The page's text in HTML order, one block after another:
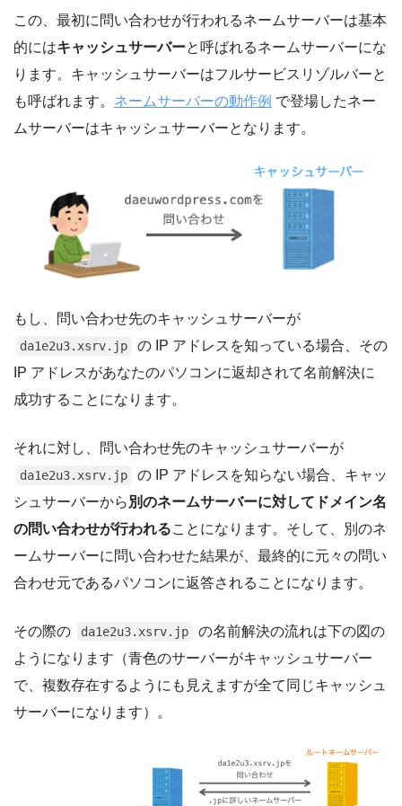
この、最初に問い合わせが行われるネームサーバーは基本
的にはキャッシュサーバーと呼ばれるネームサーバーにな
ります。キャッシュサーバーはフルサービスリゾルバーと
も呼ばれます。 ネームサーバーの動作例 で登場したネー
ムサーバーはキャッシュサーバーとなります。
もし、問い合わせ先のキャッシュサーバーが
da1e2u3.xsrv.jp
の IP アドレスを知っている場合、その
IP アドレスがあなたのパソコンに返却されて名前解決に
成功することになります。
それに対し、問い合わせ先のキャッシュサーバーが
da1e2u3.xsrv.jp
の IP アドレスを知らない場合、キャッ
シュサーバーから 別のネームサーバーに対してドメイン名
の問い合わせが行われることになります。そして、別のネ
ームサーバーに問い合わせた結果が、最終的に元々の問い
合わせ元であるパソコンに返答されることになります。
その際の da1e2u3.xsrv.jp
の名前解決の流れは下の図の
ようになります（青色のサーバーがキャッシュサーバー
で、複数存在するようにも見えますが全て同じキャッシュ
サーバーになります）。